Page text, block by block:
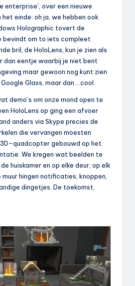
enterprise’, over een nieuwe
einde: oh ja, we hebben ook
Holographic tovert de
bevindt om to iets compleet
bril, de HoloLens, kun je zien als
dan eentje waarbij je niet bent
maar gewoon nog kunt zien
Glass, maar dan….cool.
demo’s om onze mond open te
HoloLens op ging een afvoer
anders via Skype precies de
die vervangen moesten
3D-quadcopter gebouwd op het
We kregen wat beelden te
huiskamer en op elke deur, op elk
hingen notificaties, knoppen,
dingetjes. De toekomst,